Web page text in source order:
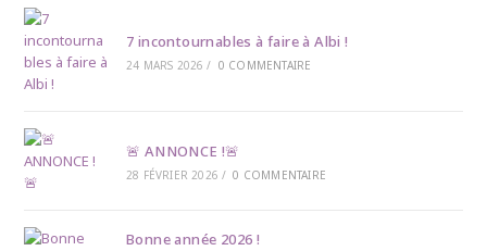
new
tab
tab
tab
7 incontournables à faire à Albi !
24 MARS 2026 / 0 COMMENTAIRE
🚨 ANNONCE !🚨
28 FÉVRIER 2026 / 0 COMMENTAIRE
Bonne année 2026 !